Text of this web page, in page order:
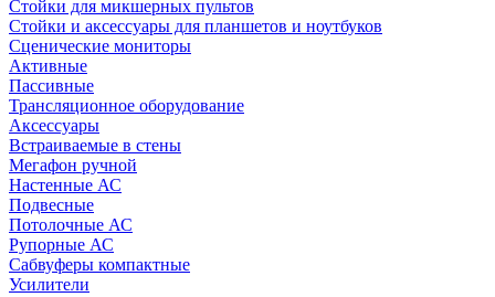
Стойки для микшерных пультов
Стойки и аксессуары для планшетов и ноутбуков
Сценические мониторы
Активные
Пассивные
Трансляционное оборудование
Аксессуары
Встраиваемые в стены
Мегафон ручной
Настенные АС
Подвесные
Потолочные АС
Рупорные АС
Сабвуферы компактные
Усилители